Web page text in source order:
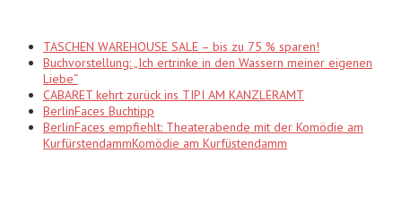
TASCHEN WAREHOUSE SALE – bis zu 75 % sparen!
Buchvorstellung: „Ich ertrinke in den Wassern meiner eigenen
Liebe“
CABARET kehrt zurück ins TIPI AM KANZLERAMT
BerlinFaces Buchtipp
BerlinFaces empfiehlt: Theaterabende mit der Komödie am
KurfürstendammKomödie am Kurfüstendamm